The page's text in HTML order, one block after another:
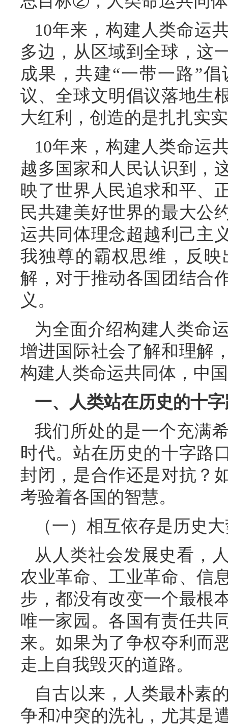
10年来，构建人类命运
多边，从区域到全球，这
成果，共建“一带一路”
议、全球文明倡议落地生
大红利，创造的是扎扎实
10年来，构建人类命运
越多国家和人民认识到，
映了世界人民追求和平、
民共建美好世界的最大公
运共同体理念超越利己主
我独尊的霸权思维，反
解，对于推动各国团结合
义。
为全面介绍构建人类命
增进国际社会了解和理解
构建人类命运共同体，中
一、人类站在历史的十
我们所处的是一个充满
时代。站在历史的十字路
封闭，是合作还是对抗？
考验着各国的智慧。
（一）相互依存是历史
从人类社会发展史看，
农业革命、工业革命、信
步，都没有改变一个最根
唯一家园。各国有责任共
来。如果为了争权夺利而
走上自我毁灭的道路。
自古以来，人类最朴素
争和冲突的洗礼，尤其是